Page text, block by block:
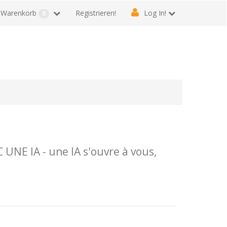
Registrieren! Log In!
Warenkorb 0
UNE IA - une IA s'ouvre à vous,